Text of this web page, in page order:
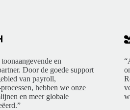
en
Door de goede support
van payroll,
hebben we onze
en meer globale